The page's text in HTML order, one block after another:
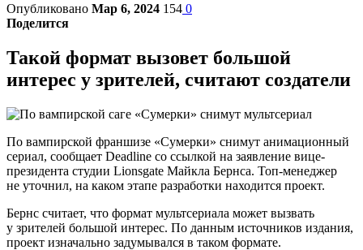
Опубликовано Мар 6, 2024 154 0
Поделится
Такой формат вызовет большой
интерес у зрителей, считают создатели
По вампирской франшизе «Сумерки» снимут анимационный
сериал, сообщает Deadline со ссылкой на заявление вице-
президента студии Lionsgate Майкла Бернса. Топ-менеджер
не уточнил, на каком этапе разработки находится проект.
Бернс считает, что формат мультсериала может вызвать
у зрителей большой интерес. По данным источников издания,
проект изначально задумывался в таком формате.